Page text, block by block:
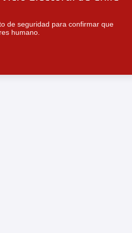
de seguridad para confirmar que
humano.